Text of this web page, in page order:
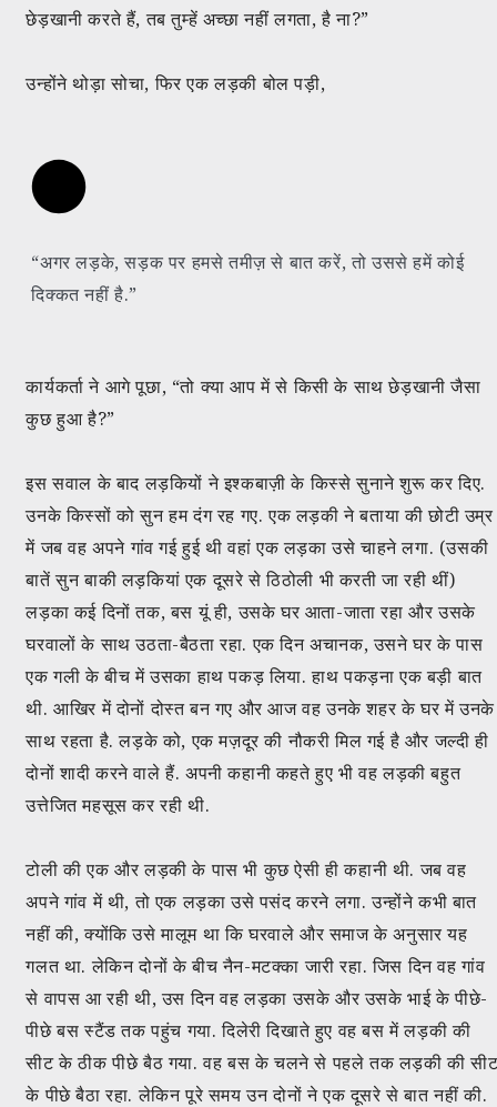
छेड़खानी करते हैं, तब तुम्हें अच्छा नहीं लगता, है ना?”
उन्होंने थोड़ा सोचा, फिर एक लड़की बोल पड़ी,
“अगर लड़के, सड़क पर हमसे तमीज़ से बात करें, तो उससे हमें कोई
दिक्कत नहीं है.”
कार्यकर्ता ने आगे पूछा, “तो क्या आप में से किसी के साथ छेड़खानी जैसा
कुछ हुआ है?”
इस सवाल के बाद लड़कियों ने इश्कबाज़ी के किस्से सुनाने शुरू कर दिए.
उनके किस्सों को सुन हम दंग रह गए. एक लड़की ने बताया की छोटी उम्र
में जब वह अपने गांव गई हुई थी वहां एक लड़का उसे चाहने लगा. (उसकी
बातें सुन बाकी लड़कियां एक दूसरे से ठिठोली भी करती जा रही थीं)
लड़का कई दिनों तक, बस यूं ही, उसके घर आता-जाता रहा और उसके
घरवालों के साथ उठता-बैठता रहा. एक दिन अचानक, उसने घर के पास
एक गली के बीच में उसका हाथ पकड़ लिया. हाथ पकड़ना एक बड़ी बात
थी. आखिर में दोनों दोस्त बन गए और आज वह उनके शहर के घर में उनके
साथ रहता है. लड़के को, एक मज़दूर की नौकरी मिल गई है और जल्दी ही
दोनों शादी करने वाले हैं. अपनी कहानी कहते हुए भी वह लड़की बहुत
उत्तेजित महसूस कर रही थी.
टोली की एक और लड़की के पास भी कुछ ऐसी ही कहानी थी. जब वह
अपने गांव में थी, तो एक लड़का उसे पसंद करने लगा. उन्होंने कभी बात
नहीं की, क्योंकि उसे मालूम था कि घरवाले और समाज के अनुसार यह
गलत था. लेकिन दोनों के बीच नैन-मटक्का जारी रहा. जिस दिन वह गांव
से वापस आ रही थी, उस दिन वह लड़का उसके और उसके भाई के पीछे-
पीछे बस स्टैंड तक पहुंच गया. दिलेरी दिखाते हुए वह बस में लड़की की
सीट के ठीक पीछे बैठ गया. वह बस के चलने से पहले तक लड़की की
के पीछे बैठा रहा. लेकिन पूरे समय उन दोनों ने एक दूसरे से बात नहीं की.